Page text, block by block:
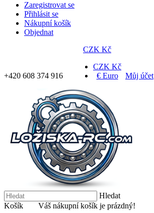
Zaregistrovat se
Přihlásit se
Nákupní košík
Objednat
+420 608 374 916
CZK Kč
CZK Kč
€ Euro
Můj účet
Hledat
Košík
Váš nákupní košík je prázdný!